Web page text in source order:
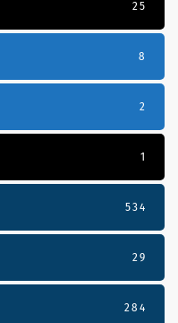
25
8
2
1
534
29
284